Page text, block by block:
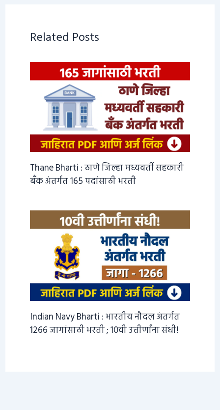
Related Posts
Thane Bharti : ठाणे जिल्हा मध्यवर्ती सहकारी
बँक अंतर्गत 165 पदांसाठी भरती
Indian Navy Bharti : भारतीय नौदल अंतर्गत
1266 जागांसाठी भरती ; 10वी उत्तीर्णांना संधी!